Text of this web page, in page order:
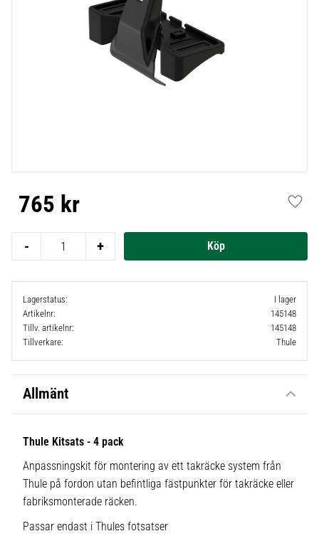
765 kr
+
-
Lagerstatus
I lager
Artikelnr
145148
Tillv. artikelnr
145148
Tillverkare
Thule
Allmänt
Thule Kitsats - 4 pack
Anpassningskit för montering av ett takräcke system från
Thule på fordon utan befintliga fästpunkter för takräcke eller
fabriksmonterade räcken.
Passar endast i Thules fotsatser